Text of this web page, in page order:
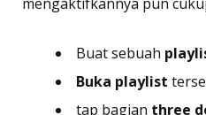
Buat sebuah
Buka playlist
tap bagian three